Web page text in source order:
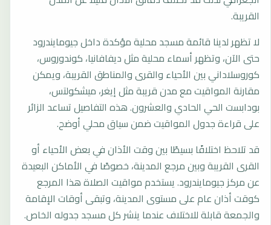
القريبة.
لا تظهر لدينا قائمة مسجد محلية مؤكدة داخل جيومايندرود
حتى الآن، وتظهر أسماء محلية مثل ديفافانيا، كوندوروس،
كوروسلاداني بين الأحياء والقرى والمناطق القريبة، ويمكن
مقارنة المواقيت مع مدن قريبة مثل إيغر، ميشكولتس،
بودابست الحي الحادي والعشرون. هذه التفاصيل تساعد الزائر
على قراءة جدول المواقيت ضمن سياق محلي أوضح.
قد تلاحظ اختلافًا بسيطًا بين وقت الأذان في بعض الأحياء أو
القرى القريبة وبين مرجع المدينة، خصوصًا في الأماكن البعيدة
عن مركز جيومايندرود. يستخدم مواقيت الصلاة هذا المرجع
كوقت أذان عام على مستوى المدينة، وتبقى أوقات الإقامة
والجمعة قابلة للاختلاف عندما ينشر كل مسجد جدوله الخاص.